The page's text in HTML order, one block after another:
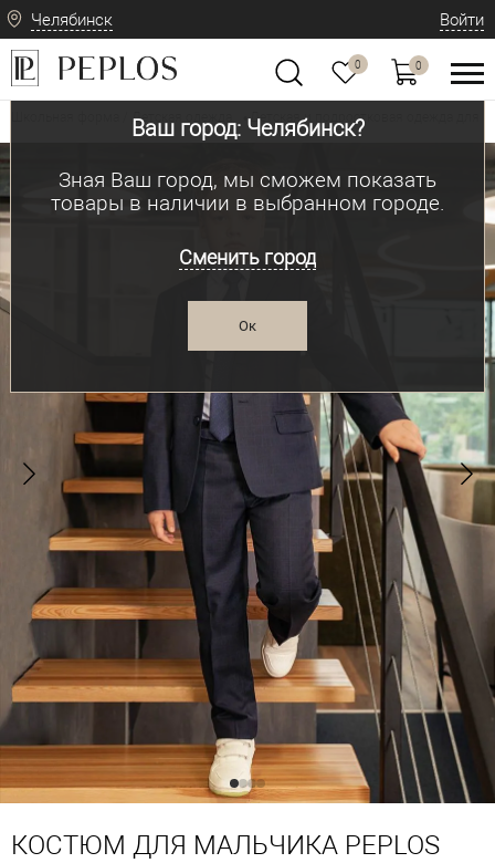
Челябинск
Ваш город: Челябинск?
Зная Ваш город, мы сможем показать
товары в наличии в выбранном городе.
Сменить город
Ок
Войти
0 0
Школьная форма / Детская одежда Детская и подростковая одежда для
КОСТЮМ ДЛЯ МАЛЬЧИКА PEPLOS